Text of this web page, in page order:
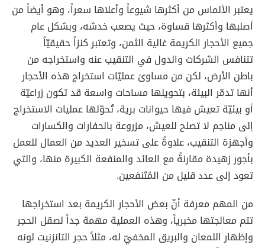
يعتبر الألماس من أكثرها شيوعاً وأعلاها سعراً، وهو أيضاً من
أصلبها وأكثرها قساوة، حيث يصعب خدشه، وبشكل عام
جميع الأحجار الكريمة غالية الثمن، وتعتبر كنزاً حقيقيّاً
تتنافس الشركات والدول في التنقيب عنه واستخراجه من
باطن الأرض، لكن من مساوئ عمليّات استخراج هذه الأحجار
أنها تدمّر البيئة، بتحويلها مساحات واسعة قد تكون زراعيّة
أو بيئيّة تعيش فيها حيوانات برية، تُحوّلها عمليات الاستخراج
إلى مناجم لا تصلح للعيش، مزروعة بالحفارات والكسارات
وأجهزة التنقيب، علاوةً على تسخير العديد من العمال للعمل
بأجور زهيدة مقارنةً مع العائد والمنفعة الكبيرة منها، والتي
تعود إلى عدد قليل من المُتَنفعين.
من المهم معرفة أنّ بعض الأحجار الكريمة بعد استخراجها
تتم معالجتها مخبرياً، وهذه العملية مهمة جداً لصقل الحجر
وإظهار اللمعان والبريق المخفيّ له، مثلاً حجر التانزنيت لونه